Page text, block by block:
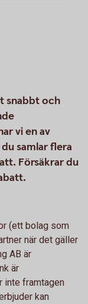
snabbt och
vi en av
samlar flera
Försäkrar du
(ett bolag som
när det gäller
AB är
är
inte framtagen
kan